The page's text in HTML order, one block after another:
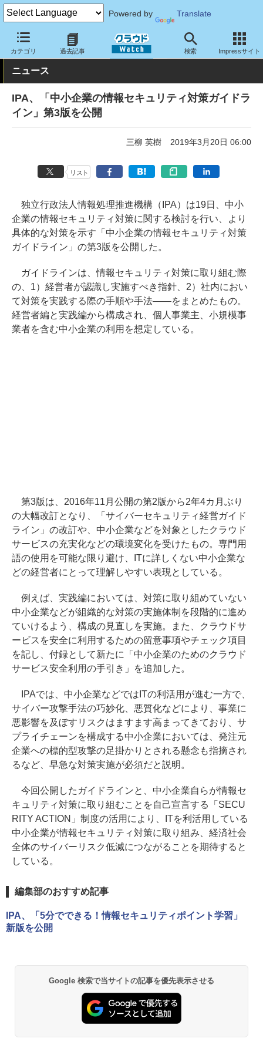
Powered by Translate
カテゴリ 過去記事 検索 Impressサイト
クラウド Watch セキュリティ その他
ニュース
IPA、「中小企業の情報セキュリティ対策ガイドラ
イン」第3版を公開
三柳 英樹 2019年3月20日 06:00
リスト
独立行政法人情報処理推進機構（IPA）は19日、中小
企業の情報セキュリティ対策に関する検討を行い、より
具体的な対策を示す「中小企業の情報セキュリティ対策
ガイドライン」の第3版を公開した。
ガイドラインは、情報セキュリティ対策に取り組む際
の、1）経営者が認識し実施すべき指針、2）社内におい
て対策を実践する際の手順や手法――をまとめたもの。
経営者編と実践編から構成され、個人事業主、小規模事
業者を含む中小企業の利用を想定している。
第3版は、2016年11月公開の第2版から2年4カ月ぶり
の大幅改訂となり、「サイバーセキュリティ経営ガイド
ライン」の改訂や、中小企業などを対象としたクラウド
サービスの充実化などの環境変化を受けたもの。専門用
語の使用を可能な限り避け、ITに詳しくない中小企業な
どの経営者にとって理解しやすい表現としている。
例えば、実践編においては、対策に取り組めていない
中小企業などが組織的な対策の実施体制を段階的に進め
ていけるよう、構成の見直しを実施。また、クラウドサ
ービスを安全に利用するための留意事項やチェック項目
を記し、付録として新たに「中小企業のためのクラウド
サービス安全利用の手引き」を追加した。
IPAでは、中小企業などではITの利活用が進む一方で、
サイバー攻撃手法の巧妙化、悪質化などにより、事業に
悪影響を及ぼすリスクはますます高まってきており、サ
プライチェーンを構成する中小企業においては、発注元
企業への標的型攻撃の足掛かりとされる懸念も指摘され
るなど、早急な対策実施が必須だと説明。
今回公開したガイドラインと、中小企業自らが情報セ
キュリティ対策に取り組むことを自己宣言する「SECU
RITY ACTION」制度の活用により、ITを利活用している
中小企業が情報セキュリティ対策に取り組み、経済社会
全体のサイバーリスク低減につながることを期待すると
している。
編集部のおすすめ記事
IPA、「5分でできる！情報セキュリティポイント学習」
新版を公開
Google 検索で当サイトの記事を優先表示させる